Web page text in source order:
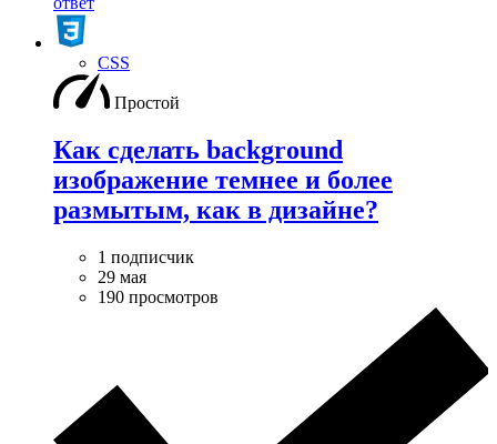
CSS
Простой
Как сделать background
изображение темнее и более
размытым, как в дизайне?
1 подписчик
29 мая
190 просмотров